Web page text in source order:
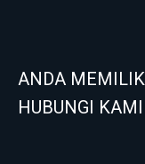
ANDA
HUBUNGI KAMI